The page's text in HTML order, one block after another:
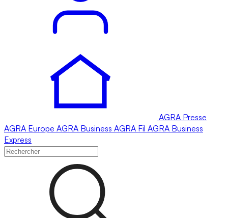
AGRA Presse
AGRA Europe AGRA Business AGRA Fil AGRA Business
Express